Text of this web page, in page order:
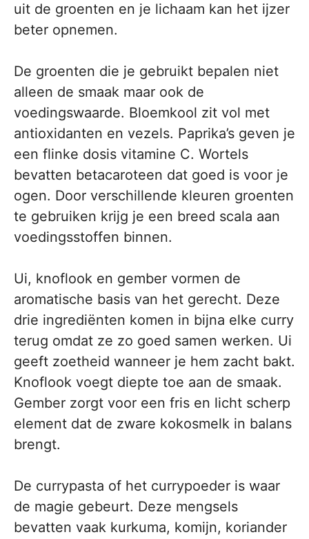
uit de groenten en je lichaam kan het ijzer
beter opnemen.
De groenten die je gebruikt bepalen niet
alleen de smaak maar ook de
voedingswaarde. Bloemkool zit vol met
antioxidanten en vezels. Paprika’s geven je
een flinke dosis vitamine C. Wortels
bevatten betacaroteen dat goed is voor je
ogen. Door verschillende kleuren groenten
te gebruiken krijg je een breed scala aan
voedingsstoffen binnen.
Ui, knoflook en gember vormen de
aromatische basis van het gerecht. Deze
drie ingrediënten komen in bijna elke curry
terug omdat ze zo goed samen werken. Ui
geeft zoetheid wanneer je hem zacht bakt.
Knoflook voegt diepte toe aan de smaak.
Gember zorgt voor een fris en licht scherp
element dat de zware kokosmelk in balans
brengt.
De currypasta of het currypoeder is waar
de magie gebeurt. Deze mengsels
bevatten vaak kurkuma, komijn, koriander